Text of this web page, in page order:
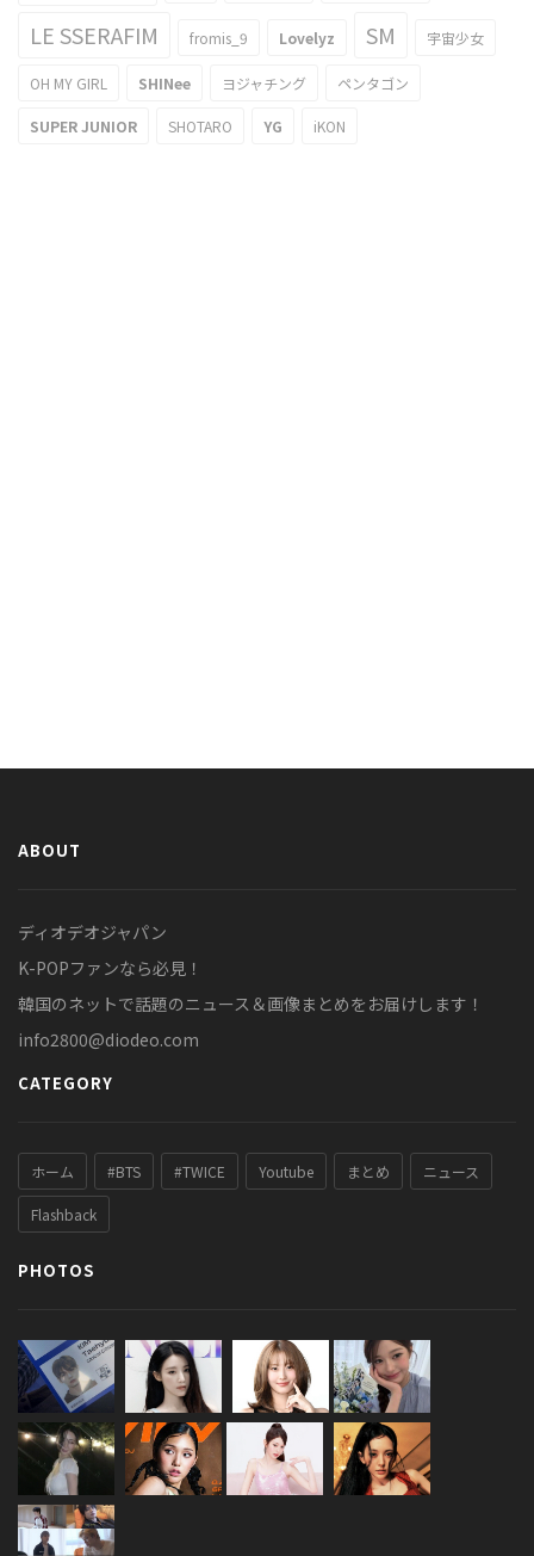
LE SSERAFIM fromis_9 Lovelyz SM 宇宙少女
OH MY GIRL SHINee ヨジャチング ペンタゴン
SUPER JUNIOR SHOTARO YG iKON
ABOUT
ディオデオジャパン
K-POPファンなら必見！
韓国のネットで話題のニュース＆画像まとめをお届けします！
info2800@diodeo.com
CATEGORY
ホーム #BTS #TWICE Youtube まとめ ニュース
Flashback
PHOTOS